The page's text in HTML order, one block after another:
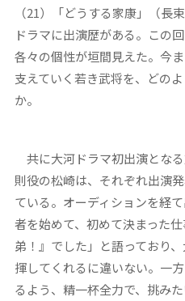
（21）「どうする家康」（長
ドラマに出演歴がある。この
各々の個性が垣間見えた。今
支えていく若き武将を、どの
か。
共に大河ドラマ初出演とな
則役の松崎は、それぞれ出演
ている。オーディションを経
者を始めて、初めて決まった
弟！』でした」と語っており
揮してくれるに違いない。一
るよう、精一杯全力で、挑み